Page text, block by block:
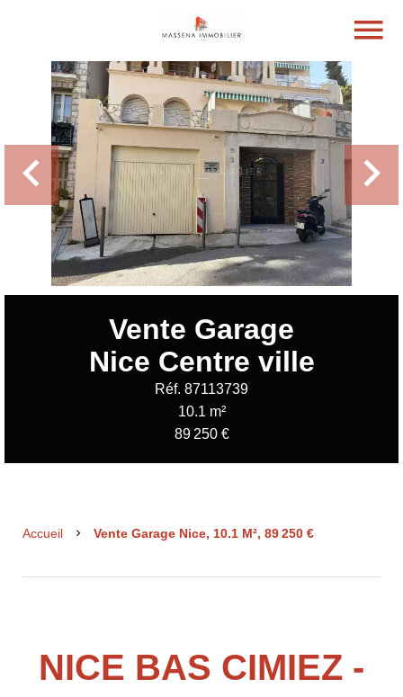
Vente Garage
Nice Centre ville
Réf. 87113739
10.1 m²
89 250 €
Accueil Vente Garage Nice, 10.1 M², 89 250 €
NICE BAS CIMIEZ -